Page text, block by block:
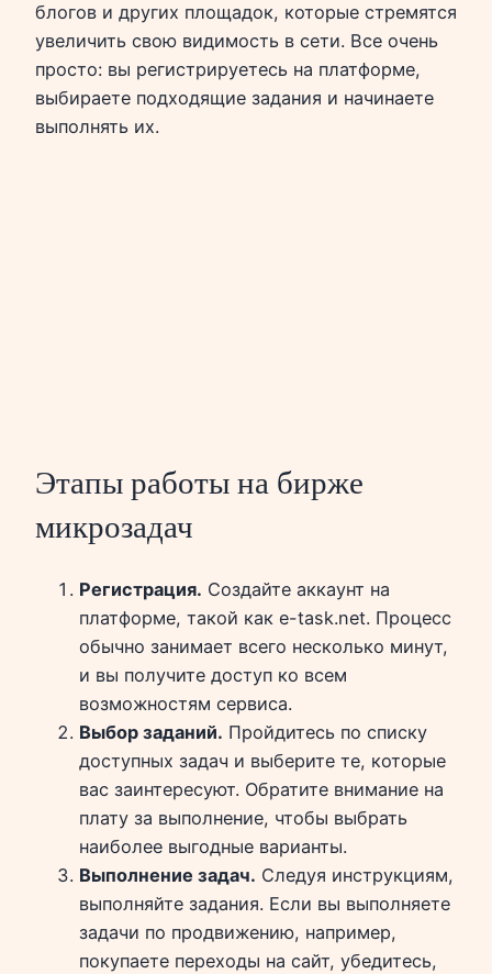
блогов и других площадок, которые стремятся
увеличить свою видимость в сети. Все очень
просто: вы регистрируетесь на платформе,
выбираете подходящие задания и начинаете
выполнять их.
Этапы работы на бирже
микрозадач
Регистрация. Создайте аккаунт на
платформе, такой как e-task.net. Процесс
обычно занимает всего несколько минут,
и вы получите доступ ко всем
возможностям сервиса.
Выбор заданий. Пройдитесь по списку
доступных задач и выберите те, которые
вас заинтересуют. Обратите внимание на
плату за выполнение, чтобы выбрать
наиболее выгодные варианты.
Выполнение задач. Следуя инструкциям,
выполняйте задания. Если вы выполняете
задачи по продвижению, например,
покупаете переходы на сайт, убедитесь,